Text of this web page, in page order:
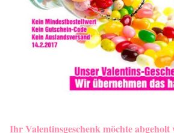
Ihr Valentinsgeschenk möchte abgeholt